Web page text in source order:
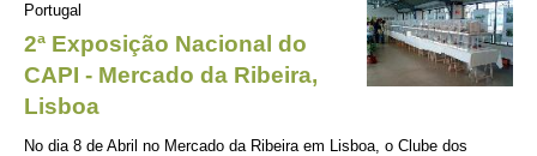
Portugal
2ª Exposição Nacional do
CAPI - Mercado da Ribeira,
Lisboa
No dia 8 de Abril no Mercado da Ribeira em Lisboa, o Clube dos